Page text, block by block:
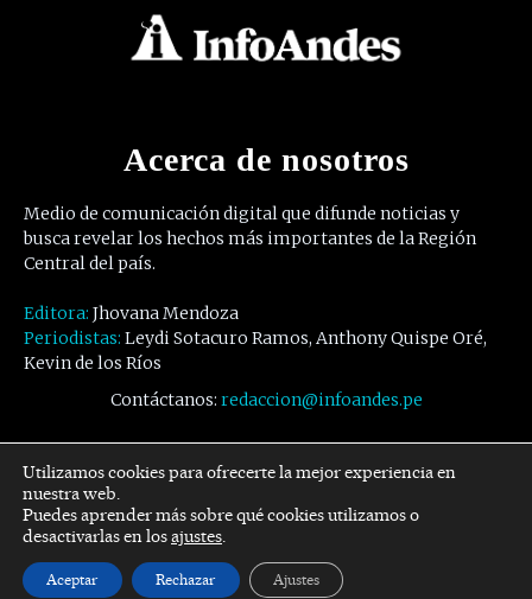
Acerca de nosotros
Medio de comunicación digital que difunde noticias y
busca revelar los hechos más importantes de la Región
Central del país.
Editora: Jhovana Mendoza
Periodistas: Leydi Sotacuro Ramos, Anthony Quispe Oré,
Kevin de los Ríos
Contáctanos: redaccion@infoandes.pe
Síguenos
Facebook Twitter Youtube
Utilizamos cookies para ofrecerte la mejor experiencia en
nuestra web.
Puedes aprender más sobre qué cookies utilizamos o
desactivarlas en losajustes.
Aceptar Rechazar Ajustes